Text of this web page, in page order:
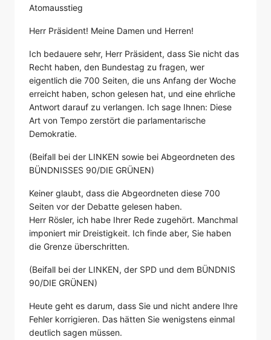
Atomausstieg
Herr Präsident! Meine Damen und Herren!
Ich bedauere sehr, Herr Präsident, dass Sie nicht das
Recht haben, den Bundestag zu fragen, wer
eigentlich die 700 Seiten, die uns Anfang der Woche
erreicht haben, schon gelesen hat, und eine ehrliche
Antwort darauf zu verlangen. Ich sage Ihnen: Diese
Art von Tempo zerstört die parlamentarische
Demokratie.
(Beifall bei der LINKEN sowie bei Abgeordneten des
BÜNDNISSES 90/DIE GRÜNEN)
Keiner glaubt, dass die Abgeordneten diese 700
Seiten vor der Debatte gelesen haben.
Herr Rösler, ich habe Ihrer Rede zugehört. Manchmal
imponiert mir Dreistigkeit. Ich finde aber, Sie haben
die Grenze überschritten.
(Beifall bei der LINKEN, der SPD und dem BÜNDNIS
90/DIE GRÜNEN)
Heute geht es darum, dass Sie und nicht andere Ihre
Fehler korrigieren. Das hätten Sie wenigstens einmal
deutlich sagen müssen.